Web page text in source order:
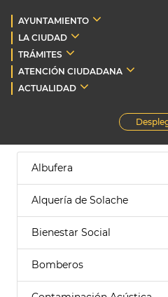
AYUNTAMIENTO
LA CIUDAD
TRÁMITES
ATENCIÓN CIUDADANA
ACTUALIDAD
Albufera
Alquería de Solache
Bienestar Social
Bomberos